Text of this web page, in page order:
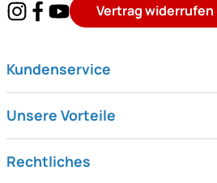
Vertrag widerrufen
Kundenservice
Unsere Vorteile
Rechtliches